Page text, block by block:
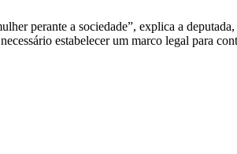
perante a sociedade”, explica a
estabelecer um marco legal para